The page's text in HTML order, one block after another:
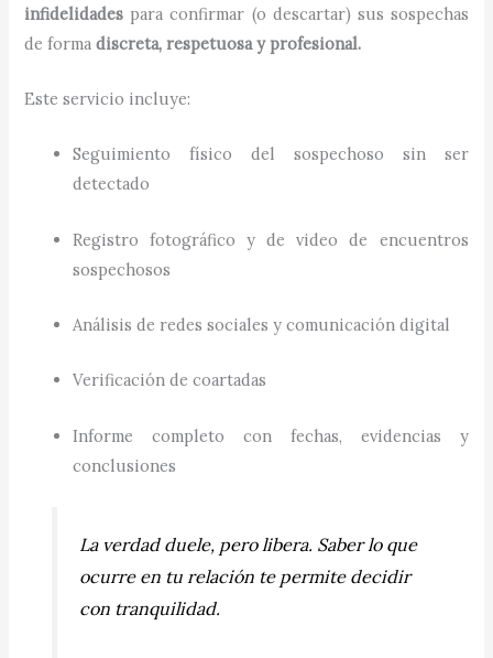
infidelidades para confirmar (o descartar) sus sospechas
de formadiscreta, respetuosa y profesional.
Este servicio incluye:
Seguimiento físico del sospechoso sin ser
detectado
Registro fotográfico y de video de encuentros
sospechosos
Análisis de redes sociales y comunicación digital
Verificación de coartadas
Informe completo con fechas, evidencias y
conclusiones
La verdad duele, pero libera. Saber lo que
ocurre en tu relación te permite decidir
con tranquilidad.